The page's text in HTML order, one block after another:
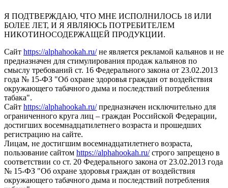
Я ПОДТВЕРЖДАЮ, ЧТО МНЕ ИСПОЛНИЛОСЬ 18 ИЛИ
БОЛЕЕ ЛЕТ, И Я ЯВЛЯЮСЬ ПОТРЕБИТЕЛЕМ
НИКОТИНОСОДЕРЖАЩЕЙ ПРОДУКЦИИ.
Сайт https://alphahookah.ru/не является рекламой кальянов и не
предназначен для стимулирования продаж кальянов по
смыслу требований ст. 16 Федерального закона от 23.02.2013
года № 15-ФЗ "Об охране здоровья граждан от воздействия
окружающего табачного дыма и последствий потребления
табака".
Сайт https://alphahookah.ru/предназначен исключительно для
ограниченного круга лиц – граждан Российской Федерации,
достигших восемнадцатилетнего возраста и прошедших
регистрацию на сайте.
Лицам, не достигшим восемнадцатилетнего возраста,
пользование сайтом https://alphahookah.ru/строго запрещено в
соответствии со ст. 20 Федерального закона от 23.02.2013 года
№ 15-ФЗ "Об охране здоровья граждан от воздействия
окружающего табачного дыма и последствий потребления